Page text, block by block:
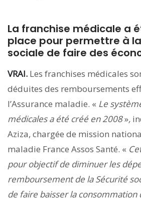
La franchise médicale a
place pour permettre à
sociale de faire des
VRAI. Les franchises médicales
déduites des remboursements
l’Assurance maladie. « Le
médicales a été créé en 2008»,
Aziza, chargée de mission
maladie France Assos Santé. «
pour objectif de diminuer les
remboursement de la Sécurité
de faire baisser la